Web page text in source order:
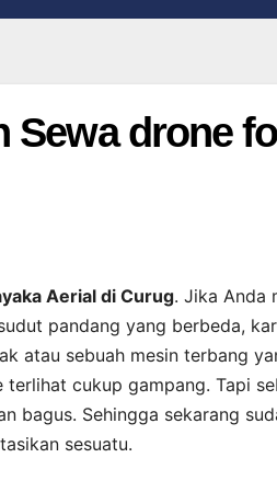
Sewa drone
Aerial di Curug. Jika Anda
pandang yang berbeda,
atau sebuah mesin terbang
cukup gampang. Tapi
bagus. Sehingga sekarang
sesuatu.